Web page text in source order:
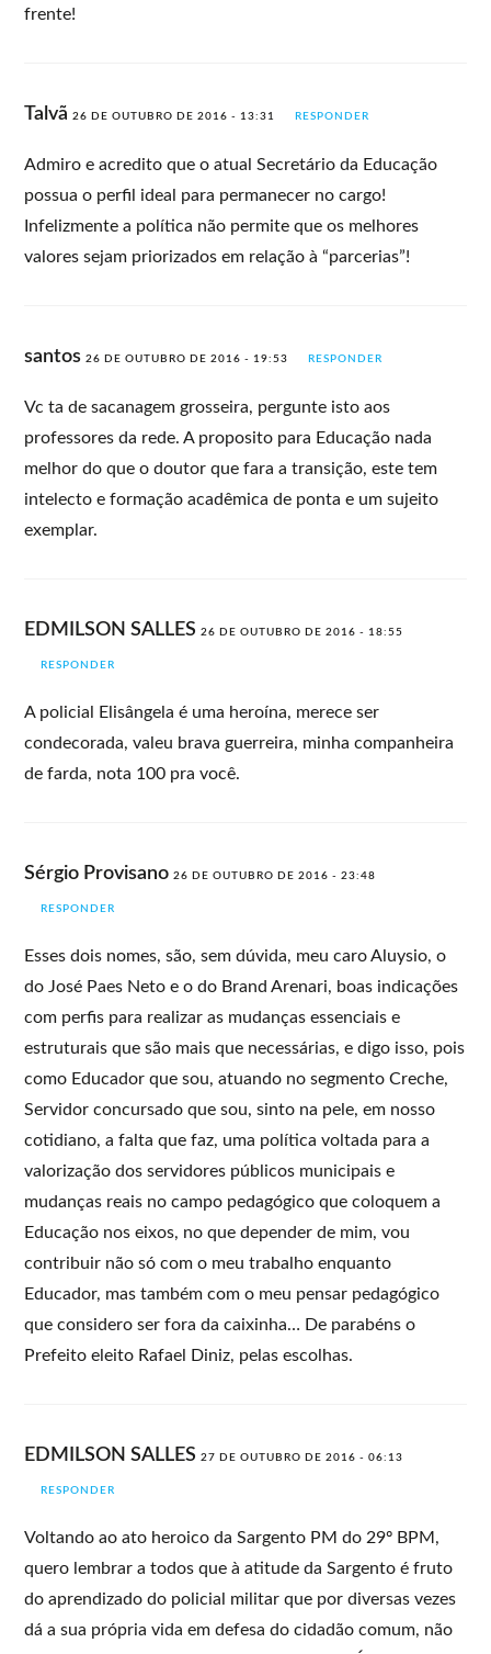
frente!
Talvã26 DE OUTUBRO DE 2016 - 13:31 RESPONDER
Admiro e acredito que o atual Secretário da Educação
possua o perfil ideal para permanecer no cargo!
Infelizmente a política não permite que os melhores
valores sejam priorizados em relação à “parcerias”!
santos26 DE OUTUBRO DE 2016 - 19:53 RESPONDER
Vc ta de sacanagem grosseira, pergunte isto aos
professores da rede. A proposito para Educação nada
melhor do que o doutor que fara a transição, este tem
intelecto e formação acadêmica de ponta e um sujeito
exemplar.
EDMILSON SALLES26 DE OUTUBRO DE 2016 - 18:55
RESPONDER
A policial Elisângela é uma heroína, merece ser
condecorada, valeu brava guerreira, minha companheira
de farda, nota 100 pra você.
Sérgio Provisano26 DE OUTUBRO DE 2016 - 23:48
RESPONDER
Esses dois nomes, são, sem dúvida, meu caro Aluysio, o
do José Paes Neto e o do Brand Arenari, boas indicações
com perfis para realizar as mudanças essenciais e
estruturais que são mais que necessárias, e digo isso, pois
como Educador que sou, atuando no segmento Creche,
Servidor concursado que sou, sinto na pele, em nosso
cotidiano, a falta que faz, uma política voltada para a
valorização dos servidores públicos municipais e
mudanças reais no campo pedagógico que coloquem a
Educação nos eixos, no que depender de mim, vou
contribuir não só com o meu trabalho enquanto
Educador, mas também com o meu pensar pedagógico
que considero ser fora da caixinha… De parabéns o
Prefeito eleito Rafael Diniz, pelas escolhas.
EDMILSON SALLES27 DE OUTUBRO DE 2016 - 06:13
RESPONDER
Voltando ao ato heroico da Sargento PM do 29º BPM,
quero lembrar a todos que à atitude da Sargento é fruto
do aprendizado do policial militar que por diversas vezes
dá a sua própria vida em defesa do cidadão comum, não